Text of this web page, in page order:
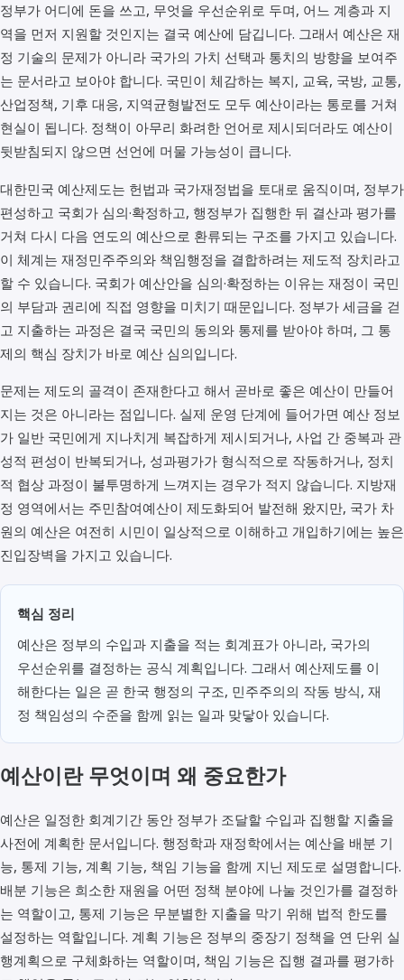
정부가 어디에 돈을 쓰고, 무엇을 우선순위로 두며, 어느 계층과 지
역을 먼저 지원할 것인지는 결국 예산에 담깁니다. 그래서 예산은 재
정 기술의 문제가 아니라 국가의 가치 선택과 통치의 방향을 보여주
는 문서라고 보아야 합니다. 국민이 체감하는 복지, 교육, 국방, 교통,
산업정책, 기후 대응, 지역균형발전도 모두 예산이라는 통로를 거쳐
현실이 됩니다. 정책이 아무리 화려한 언어로 제시되더라도 예산이
뒷받침되지 않으면 선언에 머물 가능성이 큽니다.
대한민국 예산제도는 헌법과 국가재정법을 토대로 움직이며, 정부가
편성하고 국회가 심의·확정하고, 행정부가 집행한 뒤 결산과 평가를
거쳐 다시 다음 연도의 예산으로 환류되는 구조를 가지고 있습니다.
이 체계는 재정민주주의와 책임행정을 결합하려는 제도적 장치라고
할 수 있습니다. 국회가 예산안을 심의·확정하는 이유는 재정이 국민
의 부담과 권리에 직접 영향을 미치기 때문입니다. 정부가 세금을 걷
고 지출하는 과정은 결국 국민의 동의와 통제를 받아야 하며, 그 통
제의 핵심 장치가 바로 예산 심의입니다.
문제는 제도의 골격이 존재한다고 해서 곧바로 좋은 예산이 만들어
지는 것은 아니라는 점입니다. 실제 운영 단계에 들어가면 예산 정보
가 일반 국민에게 지나치게 복잡하게 제시되거나, 사업 간 중복과 관
성적 편성이 반복되거나, 성과평가가 형식적으로 작동하거나, 정치
적 협상 과정이 불투명하게 느껴지는 경우가 적지 않습니다. 지방재
정 영역에서는 주민참여예산이 제도화되어 발전해 왔지만, 국가 차
원의 예산은 여전히 시민이 일상적으로 이해하고 개입하기에는 높은
진입장벽을 가지고 있습니다.
핵심 정리
예산은 정부의 수입과 지출을 적는 회계표가 아니라, 국가의
우선순위를 결정하는 공식 계획입니다. 그래서 예산제도를 이
해한다는 일은 곧 한국 행정의 구조, 민주주의의 작동 방식, 재
정 책임성의 수준을 함께 읽는 일과 맞닿아 있습니다.
예산이란 무엇이며 왜 중요한가
예산은 일정한 회계기간 동안 정부가 조달할 수입과 집행할 지출을
사전에 계획한 문서입니다. 행정학과 재정학에서는 예산을 배분 기
능, 통제 기능, 계획 기능, 책임 기능을 함께 지닌 제도로 설명합니다.
배분 기능은 희소한 재원을 어떤 정책 분야에 나눌 것인가를 결정하
는 역할이고, 통제 기능은 무분별한 지출을 막기 위해 법적 한도를
설정하는 역할입니다. 계획 기능은 정부의 중장기 정책을 연 단위 실
행계획으로 구체화하는 역할이며, 책임 기능은 집행 결과를 평가하